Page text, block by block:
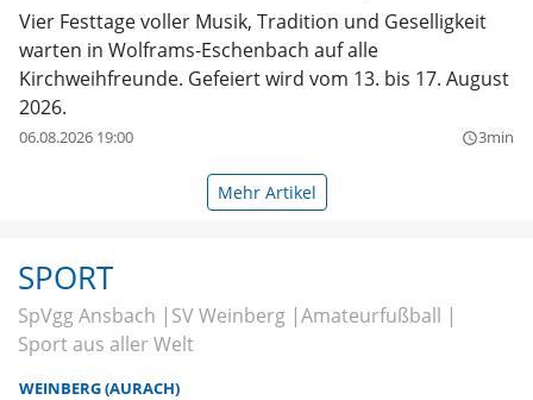
Vier Festtage voller Musik, Tradition und Geselligkeit
warten in Wolframs-Eschenbach auf alle
Kirchweihfreunde. Gefeiert wird vom 13. bis 17. August
2026.
06.08.2026 19:00 query_builder3min
Mehr Artikel
SPORT
SpVgg Ansbach SV Weinberg Amateurfußball
Sport aus aller Welt
WEINBERG (AURACH)